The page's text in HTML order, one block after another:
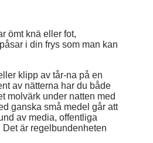
ömt knä eller fot,
i din frys som man kan
klipp av tår-na på en
av nätterna har du både
molvärk under natten med
ganska små medel går att
av media, offentliga
är regelbundenheten